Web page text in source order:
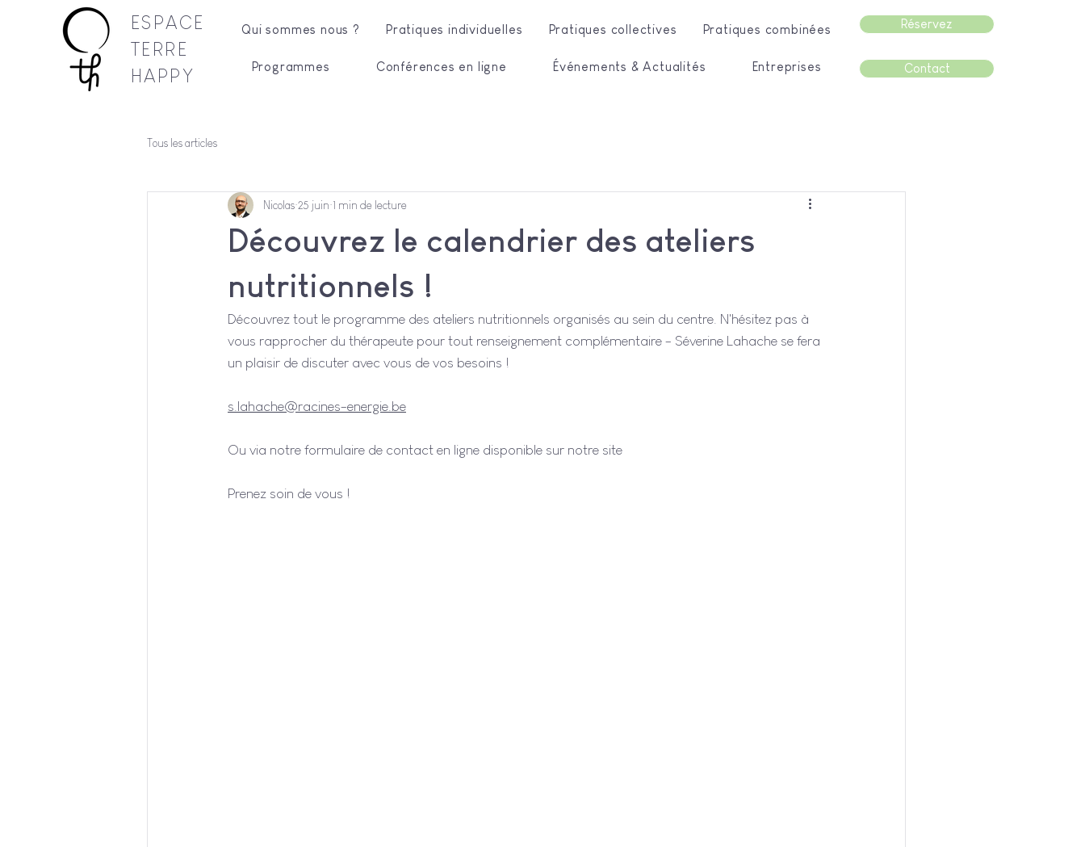
ESPACE
TERRE
HAPPY
Qui sommes nous ? Pratiques individuelles Pratiques collectives Pratiques combinées
Programmes Conférences en ligne Événements & Actualités Entreprises
Réservez
Contact
Tous les articles
Découvrez le calendrier des ateliers
nutritionnels !
Nicolas 25 juin 1 min de lecture
Découvrez tout le programme des ateliers nutritionnels organisés au sein du centre. N'hésitez pas à
vous rapprocher du thérapeute pour tout renseignement complémentaire - Séverine Lahache se fera
un plaisir de discuter avec vous de vos besoins !
s.lahache@racines-energie.be
Ou via notre formulaire de contact en ligne disponible sur notre site
Prenez soin de vous !